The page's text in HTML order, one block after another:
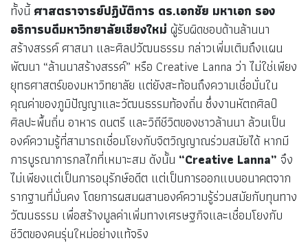
ทั้งนี้ศาสตราจารย์ปฏิบัติการ ดร.เอกชัย มหาเอก รอง
อธิการบดีมหาวิทยาลัยเชียงใหม่ ผู้รับผิดชอบด้านล้านนา
สร้างสรรค์ ศาสนา และศิลปวัฒนธรรม กล่าวเพิ่มเติมถึงแผน
พัฒนา “ล้านนาสร้างสรรค์” หรือ Creative Lanna ว่า ไม่ใช่เพียง
ยุทธศาสตร์ของมหาวิทยาลัย แต่ยังสะท้อนถึงความเชื่อมั่นใน
คุณค่าของภูมิปัญญาและวัฒนธรรมท้องถิ่น ซึ่งงานหัตถศิลป์
ศิลปะพื้นถิ่น อาหาร ดนตรี และวิถีชีวิตของชาวล้านนา ล้วนเป็น
องค์ความรู้ที่สามารถเชื่อมโยงกับจิตวิญญาณร่วมสมัยได้ หากมี
การบูรณาการกลไกที่เหมาะสม ดังนั้น “Creative Lanna” จึง
ไม่เพียงแต่เป็นการอนุรักษ์อดีต แต่เป็นการออกแบบอนาคตจาก
รากฐานที่มั่นคง โดยการผสมผสานองค์ความรู้ร่วมสมัยกับทุนทาง
วัฒนธรรม เพื่อสร้างมูลค่าเพิ่มทางเศรษฐกิจและเชื่อมโยงกับ
ชีวิตของคนรุ่นใหม่อย่างแท้จริง